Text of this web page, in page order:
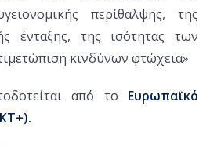
περίθαλψης, της
ένταξης, της ισότητας των
κινδύνων φτώχεια»
από το Ευρωπαϊκό